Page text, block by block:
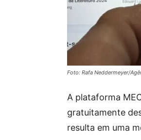
Foto: Rafa Neddermeyer/
A plataforma
gratuitamente
resulta em uma